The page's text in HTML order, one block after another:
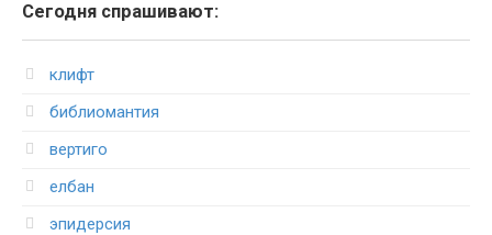
Сегодня спрашивают:
клифт
библиомантия
вертиго
елбан
эпидерсия